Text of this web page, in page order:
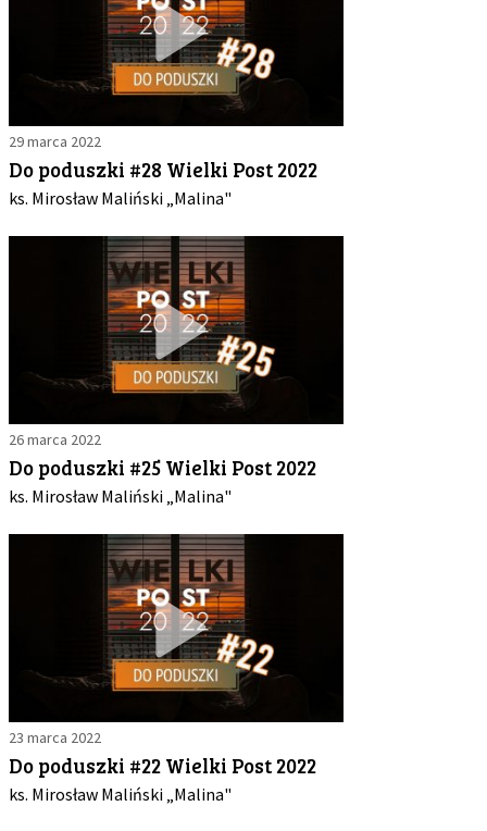
29 marca 2022
Do poduszki #28 Wielki Post 2022
ks. Mirosław Maliński „Malina"
26 marca 2022
Do poduszki #25 Wielki Post 2022
ks. Mirosław Maliński „Malina"
23 marca 2022
Do poduszki #22 Wielki Post 2022
ks. Mirosław Maliński „Malina"